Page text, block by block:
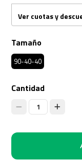
Ver cuotas y
Tamaño
90-40-40
Cantidad
1